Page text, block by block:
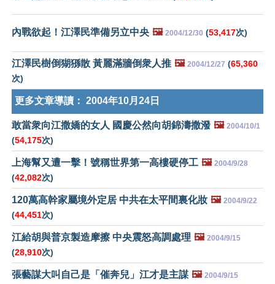
內戰欲起！江澤民準備另立中央 🖼️ 2004/12/30 (53,417次)
江澤民樹倒猢猻散 黃麗滿牆倒衆人推 🖼️ 2004/12/27 (65,360
次)
更多文章導讀： 2004年10月24日
敢當衆向江撒嬌的女人 國慶公然向胡錦濤撒潑 🖼️ 2004/10/1
(54,175次)
上海幫又遭一擊！號稱世界第一高樓硬停工 🖼️ 2004/9/28
(42,082次)
120萬高幹家屬境外定居 中共在太平間裏化妝 🖼️ 2004/9/22
(44,451次)
江給胡與普京製造摩擦 中央震怒高調處理 🖼️ 2004/9/15
(28,910次)
張藝謀大叫自己是「催奔兒」江才是主謀 🖼️ 2004/9/15